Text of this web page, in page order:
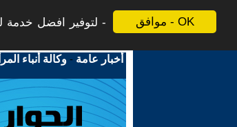
موافق - OK
لتوفير افضل خدمة
أخبار عامة -وكالة أنباء